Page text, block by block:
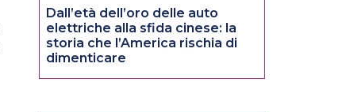
Dall’età dell’oro delle auto
elettriche alla sfida cinese: la
storia che l’America rischia di
dimenticare